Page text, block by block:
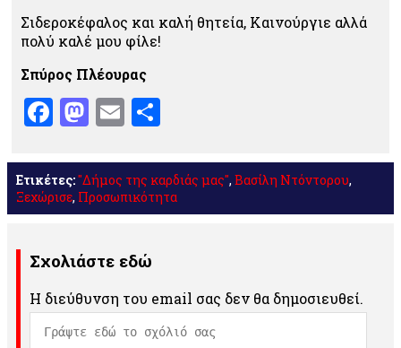
Σιδεροκέφαλος και καλή θητεία, Καινούργιε αλλά
πολύ καλέ μου φίλε!
Σπύρος Πλέουρας
Facebook
Mastodon
Email
Ετικέτες:"Δήμος της καρδιάς μας", Βασίλη Ντόντορου,
Ξεχώρισε, Προσωπικότητα
Σχολιάστε εδώ
Η διεύθυνση του email σας δεν θα δημοσιευθεί.